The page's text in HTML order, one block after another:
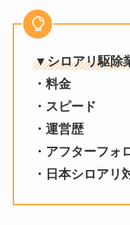
▼シロアリ駆除
・料金
・スピード
・運営歴
・アフターフォ
・日本シロアリ